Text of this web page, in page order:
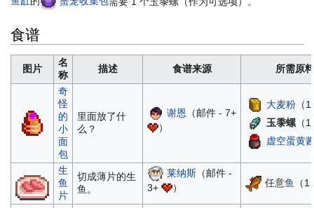
食谱
图片
名
称
描述 食谱来源
所需原料
奇
怪
的
小
面
包
里面放了什
么？
谢恩 （邮件 - 7+
）
大麦粉（1
玉黍螺（1
虚空蛋黄
生
鱼
片
切成薄片的生
鱼。
莱纳斯（邮件 -
3+
） 任意鱼 （1